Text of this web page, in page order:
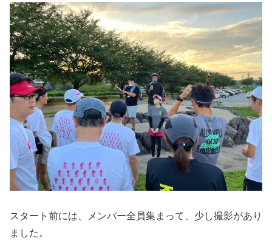
スタート前には、メンバー全員集まって、少し撮影があり
ました。